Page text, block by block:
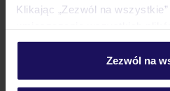
Klikając „Zezwól na
personalizować swój wybór
Szczegółowe informacje o
Zezwól na